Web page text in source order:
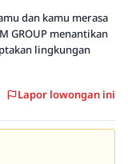
dan kamu merasa
GROUP menantikan
lingkungan
Lapor lowongan ini